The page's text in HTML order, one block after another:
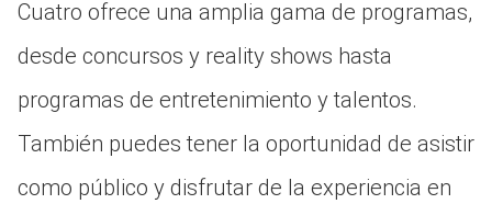
Cuatro ofrece una amplia gama de programas,
desde concursos y reality shows hasta
programas de entretenimiento y talentos.
También puedes tener la oportunidad de asistir
como público y disfrutar de la experiencia en